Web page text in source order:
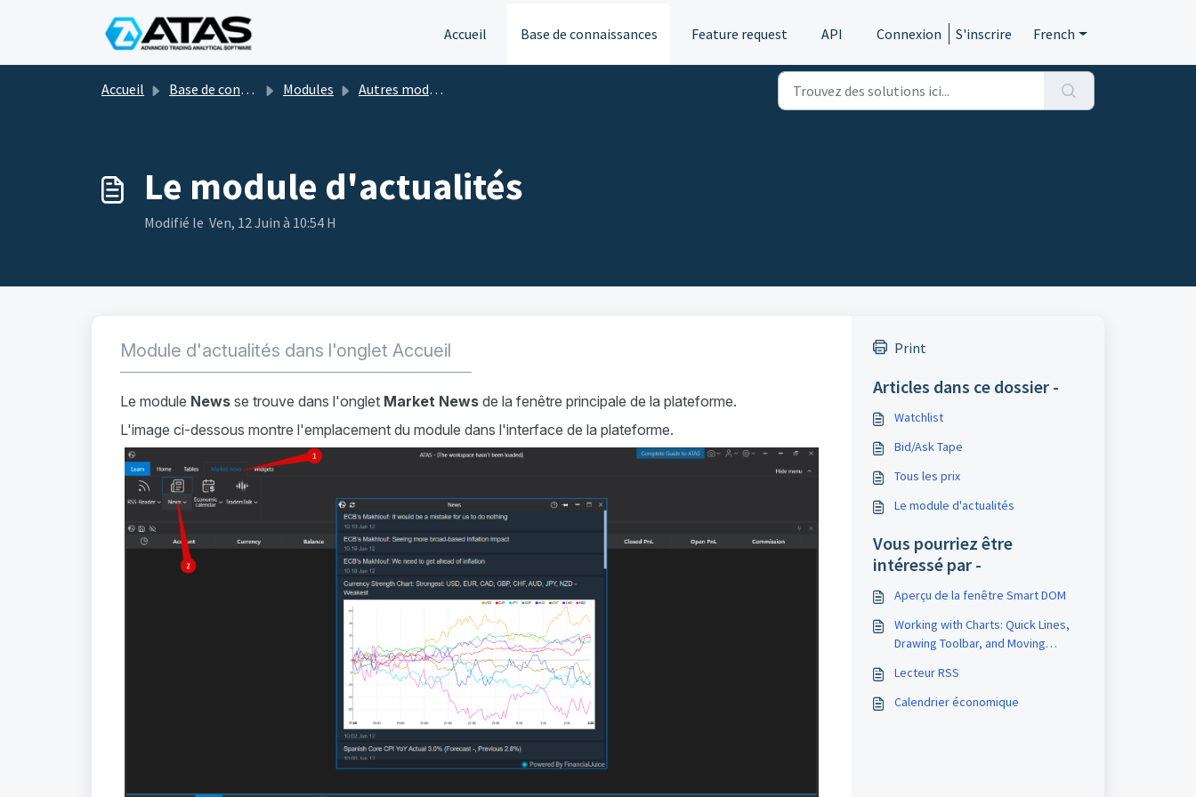
Accueil
Base de connaissances Feature request API Connexion S'inscrire French
Accueil Base de connaissances Modules Autres modules d'ATAS
Le module d'actualités
Modifié le Ven, 12 Juin à 10:54 H
Module d'actualités dans l'onglet Accueil
Le module News se trouve dans l'onglet Market News de la fenêtre principale de la plateforme.
L'image ci-dessous montre l'emplacement du module dans l'interface de la plateforme.
Print
Articles dans ce dossier -
Watchlist
Bid/Ask Tape
Tous les prix
Le module d'actualités
Vous pourriez être
intéressé par -
Aperçu de la fenêtre Smart DOM
Working with Charts: Quick Lines,
Drawing Toolbar, and Moving
Lecteur RSS
Calendrier économique